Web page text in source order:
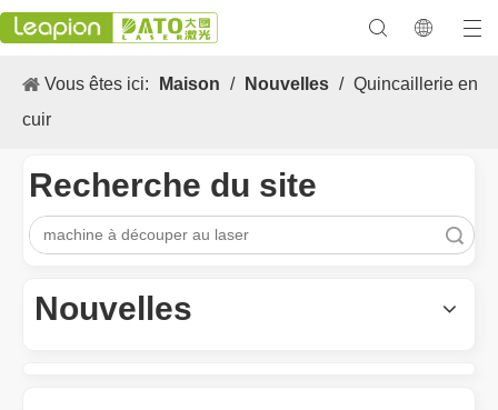
Vous êtes ici: Maison / Nouvelles / Quincaillerie en
cuir
Recherche du site
Nouvelles
Les Application et les caractéristiques exceptionnelles des machines de marquage laser